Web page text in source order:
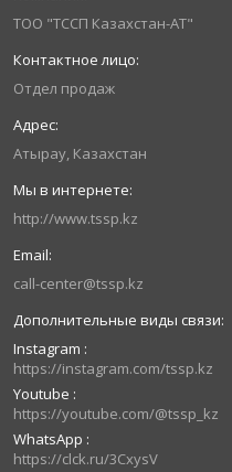
ТОО "ТССП Казахстан-АТ"
Отдел продаж
Атырау, Казахстан
http://www.tssp.kz
call-center@tssp.kz
Instagram
https://instagram.com/tssp.kz
Youtube
https://youtube.com/@tssp_kz
WhatsApp
https://clck.ru/3CxysV